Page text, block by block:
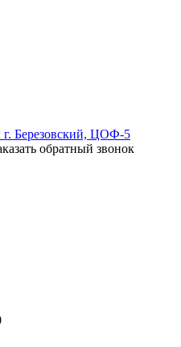
г. Березовский, ЦОФ-5
обратный звонок